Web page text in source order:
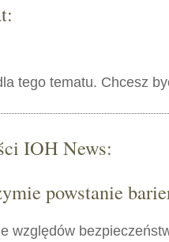
tego tematu. Chcesz
IOH News:
powstanie
względów